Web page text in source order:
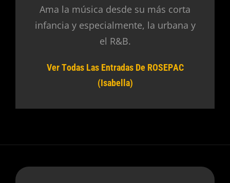
Ama la música desde su más corta
infancia y especialmente, la urbana y
el R&B.
Ver Todas Las Entradas De ROSEPAC
(Isabella)